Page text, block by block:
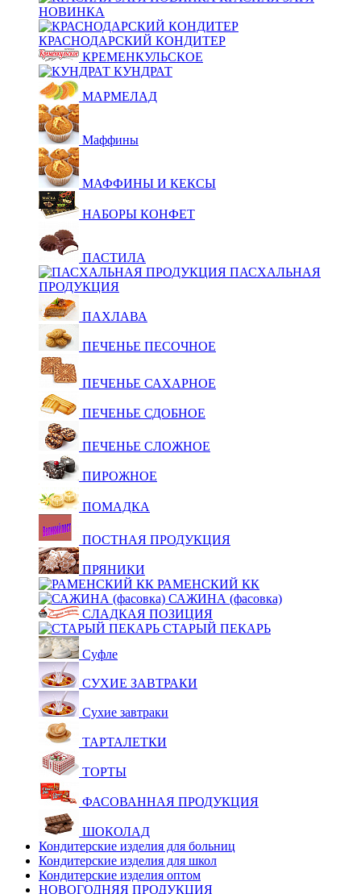
НОВИНКА
КРАСНОДАРСКИЙ КОНДИТЕР
КРЕМЕНКУЛЬСКОЕ
КУНДРАТ
МАРМЕЛАД
Маффины
МАФФИНЫ И КЕКСЫ
НАБОРЫ КОНФЕТ
ПАСТИЛА
ПАСХАЛЬНАЯ
ПРОДУКЦИЯ
ПАХЛАВА
ПЕЧЕНЬЕ ПЕСОЧНОЕ
ПЕЧЕНЬЕ САХАРНОЕ
ПЕЧЕНЬЕ СДОБНОЕ
ПЕЧЕНЬЕ СЛОЖНОЕ
ПИРОЖНОЕ
ПОМАДКА
ПОСТНАЯ ПРОДУКЦИЯ
ПРЯНИКИ
РАМЕНСКИЙ КК
САЖИНА (фасовка)
СЛАДКАЯ ПОЗИЦИЯ
СТАРЫЙ ПЕКАРЬ
Суфле
СУХИЕ ЗАВТРАКИ
Сухие завтраки
ТАРТАЛЕТКИ
ТОРТЫ
ФАСОВАННАЯ ПРОДУКЦИЯ
ШОКОЛАД
Кондитерские изделия для больниц
Кондитерские изделия для школ
Кондитерские изделия оптом
НОВОГОДНЯЯ ПРОДУКЦИЯ